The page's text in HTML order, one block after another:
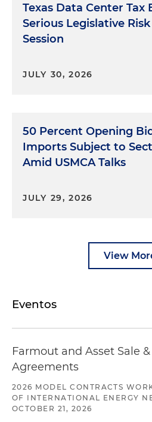
Texas Data Center Tax
Serious Legislative
Session
JULY 30, 2026
50 Percent Opening
Imports Subject to
Amid USMCA Talks
JULY 29, 2026
View
Eventos
Farmout and Asset Sale
Agreements
2026 MODEL CONTRACTS
OF INTERNATIONAL ENERGY
OCTOBER 21, 2026